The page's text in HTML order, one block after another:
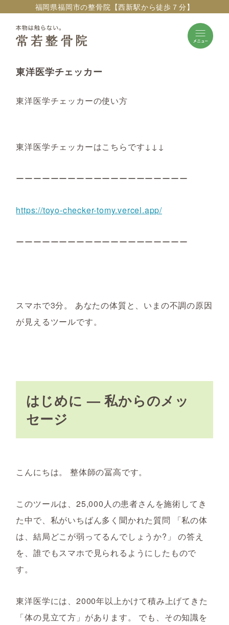
福岡県福岡市の整骨院【西新駅から徒歩７分】
東洋医学チェッカー
東洋医学チェッカーの使い方
東洋医学チェッカーはこちらです↓↓↓
ーーーーーーーーーーーーーーーーーーーー
https://toyo-checker-tomy.vercel.app/
ーーーーーーーーーーーーーーーーーーーー
スマホで3分。 あなたの体質と、いまの不調の原因
が見えるツールです。
はじめに — 私からのメッ
セージ
こんにちは。 整体師の冨高です。
このツールは、25,000人の患者さんを施術してき
た中で、私がいちばん多く聞かれた質問 「私の体
は、結局どこが弱ってるんでしょうか?」 の答え
を、誰でもスマホで見られるようにしたもので
す。
東洋医学には、2000年以上かけて積み上げてきた
「体の見立て方」があります。 でも、その知識を